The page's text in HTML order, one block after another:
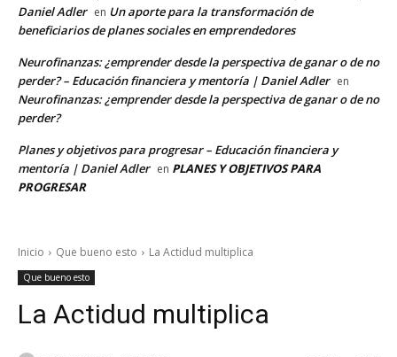
Daniel Adler en Un aporte para la transformación de
beneficiarios de planes sociales en emprendedores
Neurofinanzas: ¿emprender desde la perspectiva de ganar o de no
perder? – Educación financiera y mentoría | Daniel Adler en
Neurofinanzas: ¿emprender desde la perspectiva de ganar o de no
perder?
Planes y objetivos para progresar – Educación financiera y
mentoría | Daniel Adler en PLANES Y OBJETIVOS PARA
PROGRESAR